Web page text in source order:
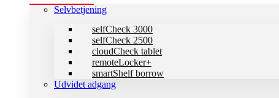
Selvbetjening
selfCheck 3000
selfCheck 2500
cloudCheck tablet
remoteLocker+
smartShelf borrow
Udvidet adgang